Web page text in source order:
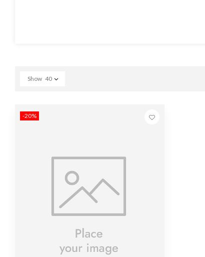
Show 40
-20%